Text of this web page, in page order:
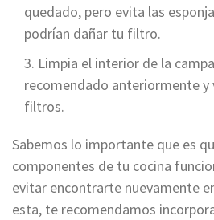
quedado, pero evita las
podrían dañar tu filtro.
Limpia el interior de la
recomendado anteriormente y
filtros.
Sabemos lo importante que es
componentes de tu cocina
evitar encontrarte nuevamente
esta, te recomendamos